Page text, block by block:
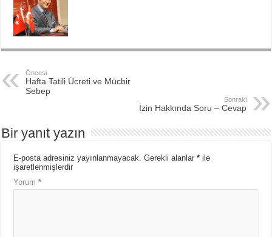
Öncesi
Hafta Tatili Ücreti ve Mücbir
Sebep
Sonraki
İzin Hakkında Soru – Cevap
Bir yanıt yazın
E-posta adresiniz yayınlanmayacak. Gerekli alanlar* ile
işaretlenmişlerdir
Yorum*